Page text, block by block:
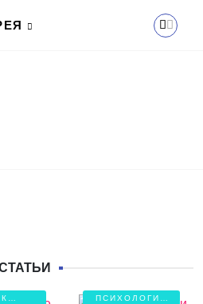
ПСИХОЛОГИЯ